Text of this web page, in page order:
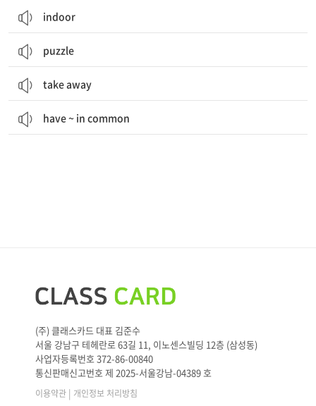
indoor
puzzle
take away
have ~ in common
(주) 클래스카드 대표 김준수
서울 강남구 테헤란로 63길 11, 이노센스빌딩 12층 (삼성동)
사업자등록번호 372-86-00840
통신판매신고번호 제 2025-서울강남-04389 호
이용약관 | 개인정보 처리방침